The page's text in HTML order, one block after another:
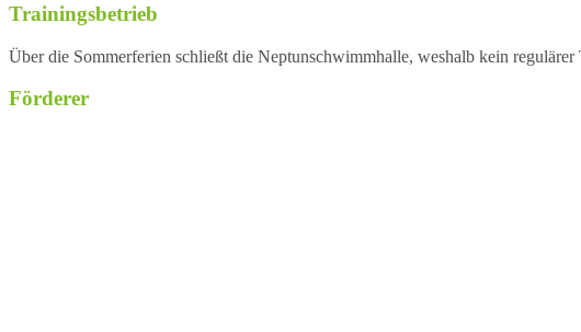
Trainingsbetrieb
Über die Sommerferien schließt die Neptunschwimmhalle, weshalb kein regulärer
Förderer